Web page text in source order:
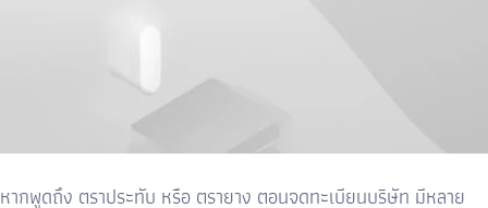
หากพูดถึง ตราประทับ หรือ ตรายาง ตอนจดทะเบียนบริษัท มีหลาย